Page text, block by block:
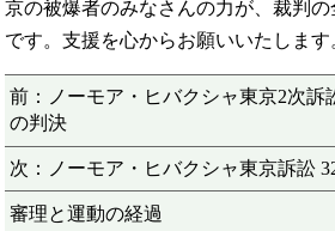
京の被爆者のみなさんの力が、裁判
です。支援を心からお願いいたします
前：ノーモア・ヒバクシャ東京2次訴
の判決
次：ノーモア・ヒバクシャ東京訴訟
審理と運動の経過